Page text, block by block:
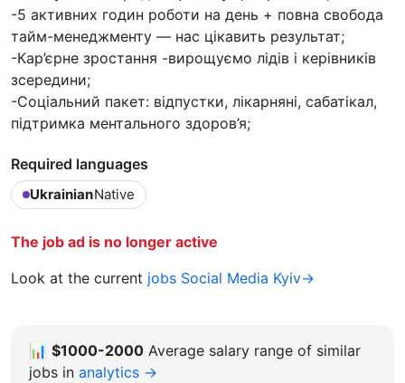
-5 активних годин роботи на день + повна свобода
тайм-менеджменту — нас цікавить результат;
-Кар’єрне зростання -вирощуємо лідів і керівників
зсередини;
-Соціальний пакет: відпустки, лікарняні, сабатікал,
підтримка ментального здоров’я;
Required languages
UkrainianNative
The job ad is no longer active
Look at the current jobs Social Media Kyiv→
📊 $1000-2000 Average salary range of similar
jobs in analytics →